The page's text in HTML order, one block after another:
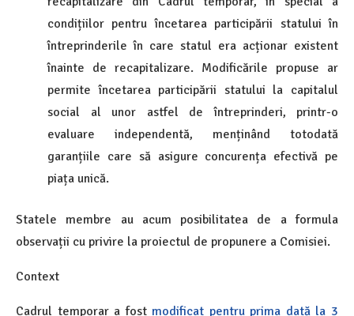
condițiilor pentru încetarea participării statului în
întreprinderile în care statul era acționar existent
înainte de recapitalizare. Modificările propuse ar
permite încetarea participării statului la capitalul
social al unor astfel de întreprinderi, printr-o
evaluare independentă, menținând totodată
garanțiile care să asigure concurența efectivă pe
piața unică.
Statele membre au acum posibilitatea de a formula
observații cu privire la proiectul de propunere a Comisiei.
Context
Cadrul temporar a fost modificat pentru prima dată la 3